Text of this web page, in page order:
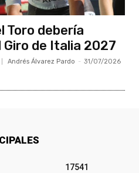
Toro debería
Giro de Italia 2027
Andrés Álvarez Pardo - 31/07/2026
17541